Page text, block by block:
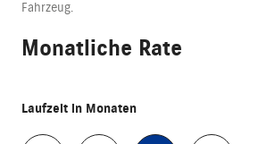
Fahrzeug.
Monatliche Rate
Laufzeit in Monaten